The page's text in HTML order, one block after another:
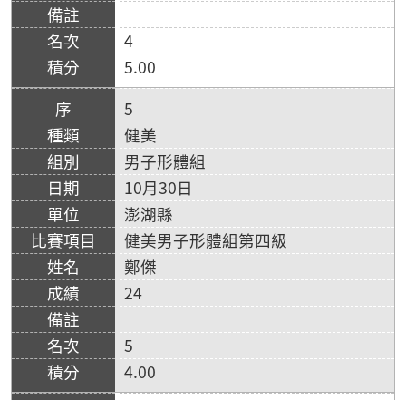
4
5.00
5
健美
男子形體組
10月30日
澎湖縣
健美男子形體組第四級
鄭傑
24
5
4.00